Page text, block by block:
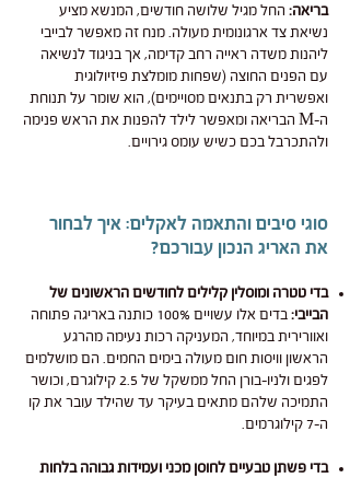
בריאה: החל מגיל שלושה חודשים, המנשא מציע
נשיאת צד ארגונומית מעולה. מנח זה מאפשר לבייבי
ליהנות משדה ראייה רחב קדימה, אך בניגוד לנשיאה
עם הפנים החוצה (שפחות מומלצת פיזיולוגית
ואפשרית רק בתנאים מסויימים), הוא שומר על תנוחת
ה-M הבריאה ומאפשר לילד להפנות את הראש פנימה
ולהתכרבל בכם כשיש עומס גירויים.
סוגי סיבים והתאמה לאקלים: איך לבחור
את האריג הנכון עבורכם?
בדי טטרה ומוסלין קלילים לחודשים הראשונים של
הבייבי:
בדים אלו עשויים 100% כותנה באריגה פתוחה
ואוורירית במיוחד, המעניקה רכות נעימה מהרגע
הראשון וויסות חום מעולה בימים החמים. הם מושלמים
לפגים ולניו-בורן החל ממשקל של 2.5 קילוגרם, וכושר
התמיכה שלהם מתאים בעיקר עד שהילד עובר את קו
ה-7 קילוגרמים.
בדי פשתן טבעיים לחוסן מכני ועמידות גבוהה בלחות